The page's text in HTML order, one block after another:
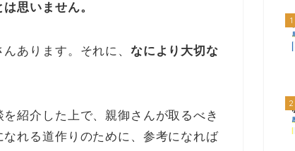
思いません。
あります。それに、 なにより大切な
紹介した上で、親御さんが取るべき
れる道作りのために、参考になれば
1
2